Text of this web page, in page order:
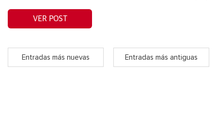
VER POST
Entradas más nuevas Entradas más antiguas